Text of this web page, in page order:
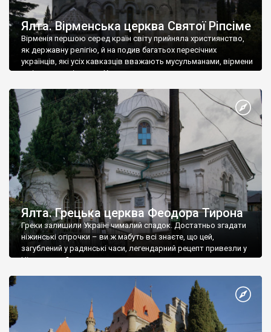
Ялта. Вірменська церква Святої Ріпсіме
Вірменія першою серед країн світу прийняла християнство,
як державну релігію, й на подив багатьох пересічних
українців, які усіх кавказців вважають мусульманами, вірмени
є відданими вірянами Христа
Ялта. Грецька церква Феодора Тирона
Греки залишили Україні чималий спадок. Достатньо згадати
ніжинські огірочки – ви ж мабуть всі знаєте, що цей,
загублений у радянські часи, легендарний рецепт привезли у
Ніжин греки?